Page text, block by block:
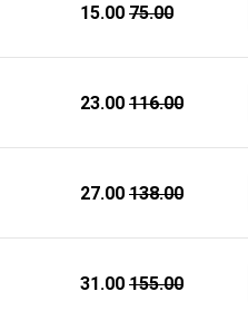
15.00 75.00
23.00 116.00
27.00 138.00
31.00 155.00